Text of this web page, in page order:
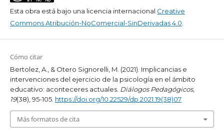
Esta obra está bajo una licencia internacional Creative
Commons Atribución-NoComercial-SinDerivadas 4.0
Cómo citar
Bertolez, A., & Otero Signorelli, M. (2021). Implicancias e
intervenciones del ejercicio de la psicología en el ámbito
educativo: aconteceres actuales. Diálogos Pedagógicos,
19(38), 95-105. https://doi.org/10.22529/dp.2021.19(38)07
Más formatos de cita